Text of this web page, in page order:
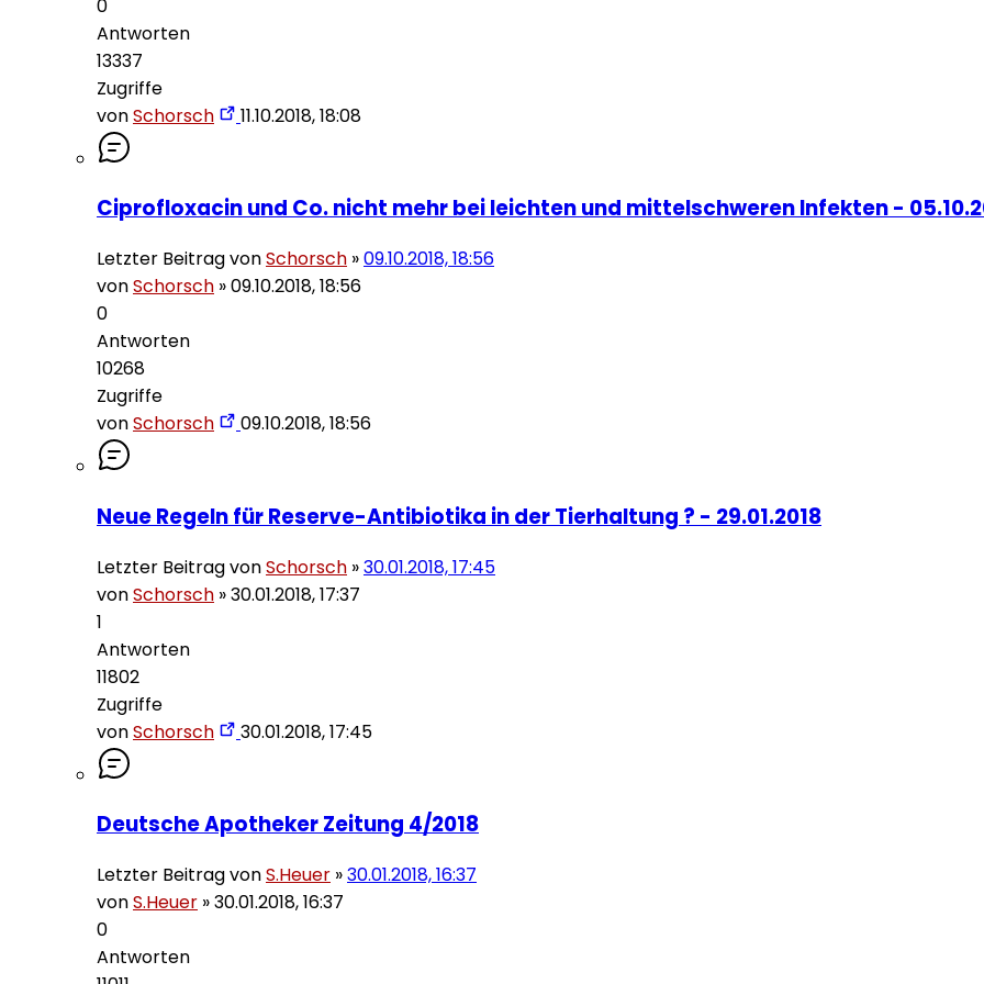
0
Antworten
13337
Zugriffe
vonSchorsch 11.10.2018, 18:08
Ciprofloxacin und Co. nicht mehr bei leichten und mittelschweren Infekten -
Letzter Beitrag vonSchorsch »09.10.2018, 18:56
vonSchorsch »09.10.2018, 18:56
0
Antworten
10268
Zugriffe
vonSchorsch 09.10.2018, 18:56
Neue Regeln für Reserve-Antibiotika in der Tierhaltung ? - 29.01.2018
Letzter Beitrag vonSchorsch »30.01.2018, 17:45
vonSchorsch »30.01.2018, 17:37
1
Antworten
11802
Zugriffe
vonSchorsch 30.01.2018, 17:45
Deutsche Apotheker Zeitung 4/2018
Letzter Beitrag vonS.Heuer »30.01.2018, 16:37
vonS.Heuer »30.01.2018, 16:37
0
Antworten